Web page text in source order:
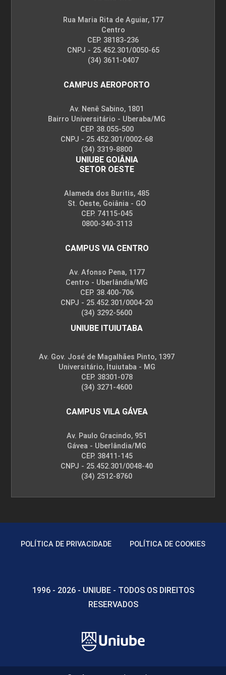
Rua Maria Rita de Aguiar, 177
Centro
CEP. 38183-236
CNPJ - 25.452.301/0050-65
(34) 3611-0407
CAMPUS AEROPORTO
Av. Nenê Sabino, 1801
Bairro Universitário - Uberaba/MG
CEP. 38.055-500
CNPJ - 25.452.301/0002-68
(34) 3319-8800
UNIUBE GOIÂNIA
SETOR OESTE
Alameda dos Buritis, 485
St. Oeste, Goiânia - GO
CEP. 74115-045
0800-340-3113
CAMPUS VIA CENTRO
Av. Afonso Pena, 1177
Centro - Uberlândia/MG
CEP. 38.400-706
CNPJ - 25.452.301/0004-20
(34) 3292-5600
UNIUBE ITUIUTABA
Av. Gov. José de Magalhães Pinto, 1397
Universitário, Ituiutaba - MG
CEP. 38301-078
(34) 3271-4600
CAMPUS VILA GÁVEA
Av. Paulo Gracindo, 951
Gávea - Uberlândia/MG
CEP. 38411-145
CNPJ - 25.452.301/0048-40
(34) 2512-8760
POLÍTICA DE PRIVACIDADE POLÍTICA DE COOKIES
1996 - 2026 - UNIUBE - TODOS OS DIREITOS
RESERVADOS